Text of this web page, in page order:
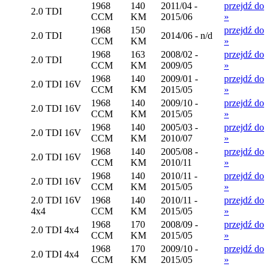
2.0 TDI
1968
CCM
140
KM
2011/04 -
2015/06
przejdź do
»
2.0 TDI
1968
CCM
150
KM
2014/06 - n/d
przejdź do
»
2.0 TDI
1968
CCM
163
KM
2008/02 -
2009/05
przejdź do
»
2.0 TDI 16V
1968
CCM
140
KM
2009/01 -
2015/05
przejdź do
»
2.0 TDI 16V
1968
CCM
140
KM
2009/10 -
2015/05
przejdź do
»
2.0 TDI 16V
1968
CCM
140
KM
2005/03 -
2010/07
przejdź do
»
2.0 TDI 16V
1968
CCM
140
KM
2005/08 -
2010/11
przejdź do
»
2.0 TDI 16V
1968
CCM
140
KM
2010/11 -
2015/05
przejdź do
»
2.0 TDI 16V
4x4
1968
CCM
140
KM
2010/11 -
2015/05
przejdź do
»
2.0 TDI 4x4
1968
CCM
170
KM
2008/09 -
2015/05
przejdź do
»
2.0 TDI 4x4
1968
CCM
170
KM
2009/10 -
2015/05
przejdź do
»